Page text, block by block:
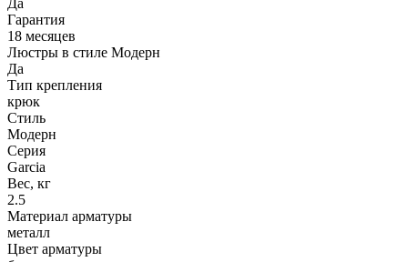
Гарантия
18 месяцев
Люстры в стиле Модерн
Да
Тип крепления
крюк
Стиль
Модерн
Серия
Garcia
Вес, кг
2.5
Материал арматуры
металл
Цвет арматуры